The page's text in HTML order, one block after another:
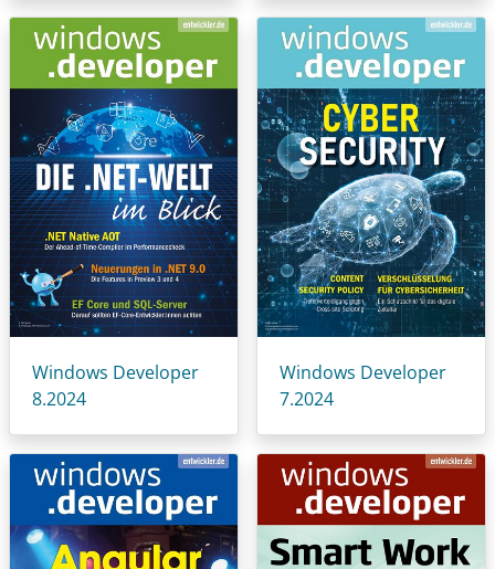
Windows Developer
8.2024
Windows Developer
7.2024